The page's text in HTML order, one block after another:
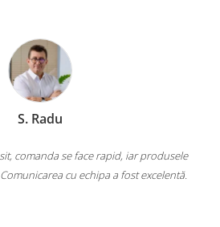
S. Radu
comanda se face rapid, iar produsele
cu echipa a fost excelentă.